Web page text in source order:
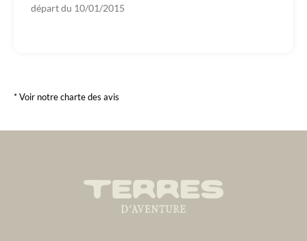
départ du 10/01/2015
* Voir notre charte des avis